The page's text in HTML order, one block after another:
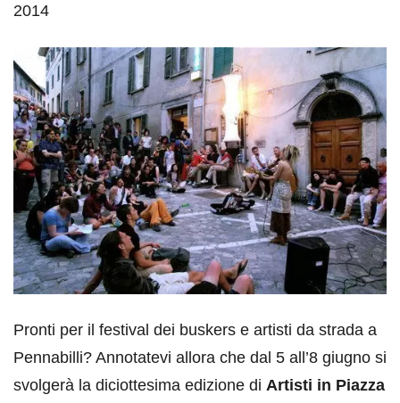
2014
Pronti per il festival dei buskers e artisti da strada a
Pennabilli? Annotatevi allora che dal 5 all’8 giugno si
svolgerà la diciottesima edizione di Artisti in Piazza